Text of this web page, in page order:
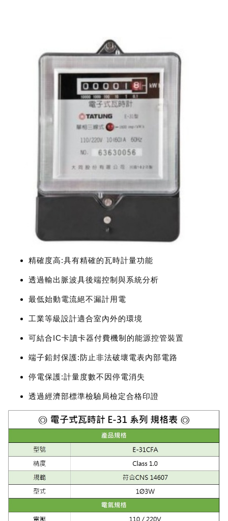
精確度高:具有精確的瓦時計量功能
透過輸出脈波具後端控制與系統分析
最低始動電流絕不漏計用電
工業等級設計適合室內外的環境
可結合IC卡讀卡器付費機制的能源控管裝置
端子鉛封保護:防止非法破壞電表內部電路
停電保護:計量度數不因停電消失
透過經濟部標準檢驗局檢定合格印證